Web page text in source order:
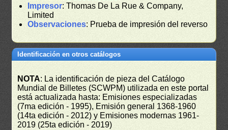
Impresor: Thomas De La Rue & Company,
Limited
Observaciones: Prueba de impresión del reverso
Identificación en otros catálogos
NOTA: La identificación de pieza del Catálogo
Mundial de Billetes (SCWPM) utilizada en este portal
está actualizada hasta: Emisiones especializadas
(7ma edición - 1995), Emisión general 1368-1960
(14ta edición - 2012) y Emisiones modernas 1961-
2019 (25ta edición - 2019)